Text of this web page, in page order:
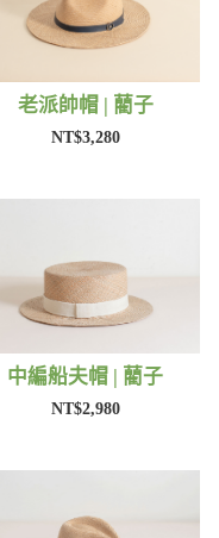
老派帥帽 | 藺子
NT$3,280
中編船夫帽 | 藺子
NT$2,980